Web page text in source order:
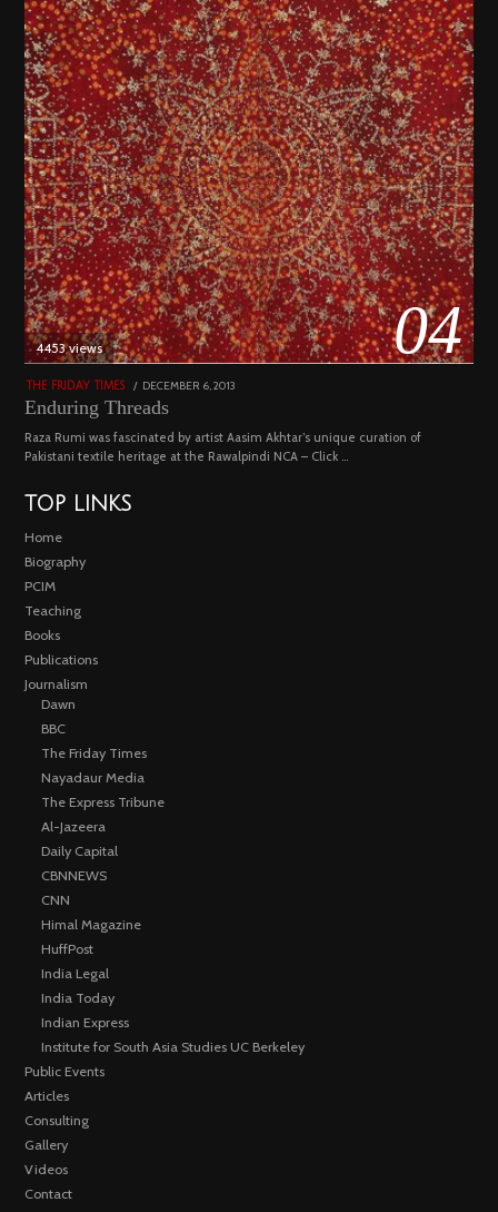
04
4453 views
THE FRIDAY TIMES
POSTED
DECEMBER 6, 2013
Enduring Threads
Raza Rumi was fascinated by artist Aasim Akhtar’s unique curation of
Pakistani textile heritage at the Rawalpindi NCA – Click …
TOP LINKS
Home
Biography
PCIM
Teaching
Books
Publications
Journalism
Dawn
BBC
The Friday Times
Nayadaur Media
The Express Tribune
Al-Jazeera
Daily Capital
CBNNEWS
CNN
Himal Magazine
HuffPost
India Legal
India Today
Indian Express
Institute for South Asia Studies UC Berkeley
Public Events
Articles
Consulting
Gallery
Videos
Contact